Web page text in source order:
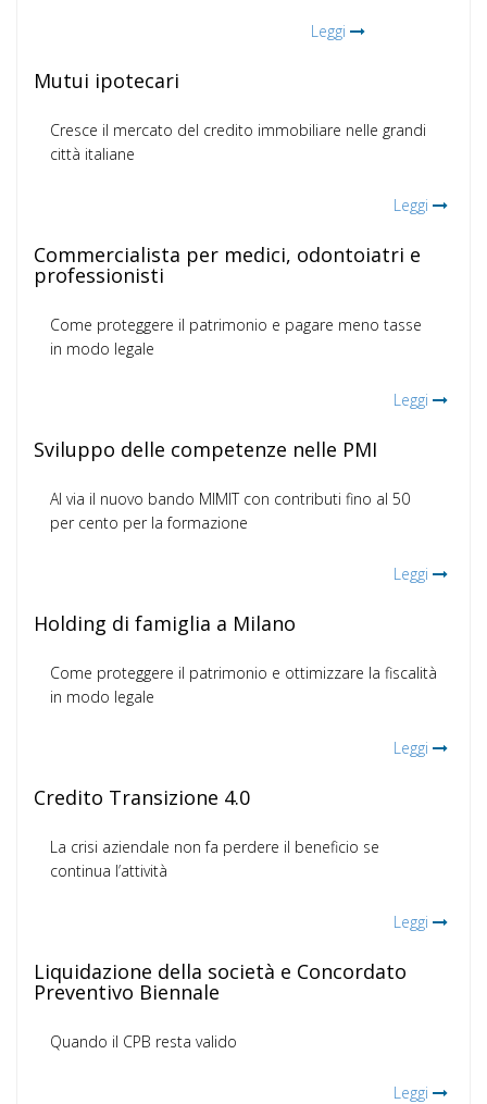
Leggi
Mutui ipotecari
Cresce il mercato del credito immobiliare nelle grandi
città italiane
Leggi
Commercialista per medici, odontoiatri e
professionisti
Come proteggere il patrimonio e pagare meno tasse
in modo legale
Leggi
Sviluppo delle competenze nelle PMI
Al via il nuovo bando MIMIT con contributi fino al 50
per cento per la formazione
Leggi
Holding di famiglia a Milano
Come proteggere il patrimonio e ottimizzare la fiscalità
in modo legale
Leggi
Credito Transizione 4.0
La crisi aziendale non fa perdere il beneficio se
continua l’attività
Leggi
Liquidazione della società e Concordato
Preventivo Biennale
Quando il CPB resta valido
Leggi